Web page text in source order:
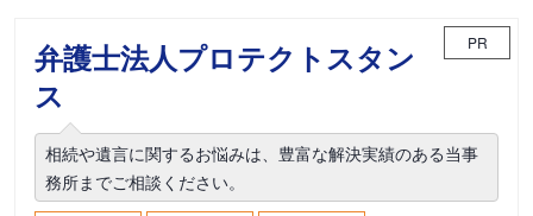
弁護士法人プロテクトスタン
ス
PR
相続や遺言に関するお悩みは、豊富な解決実績のある当事
務所までご相談ください。